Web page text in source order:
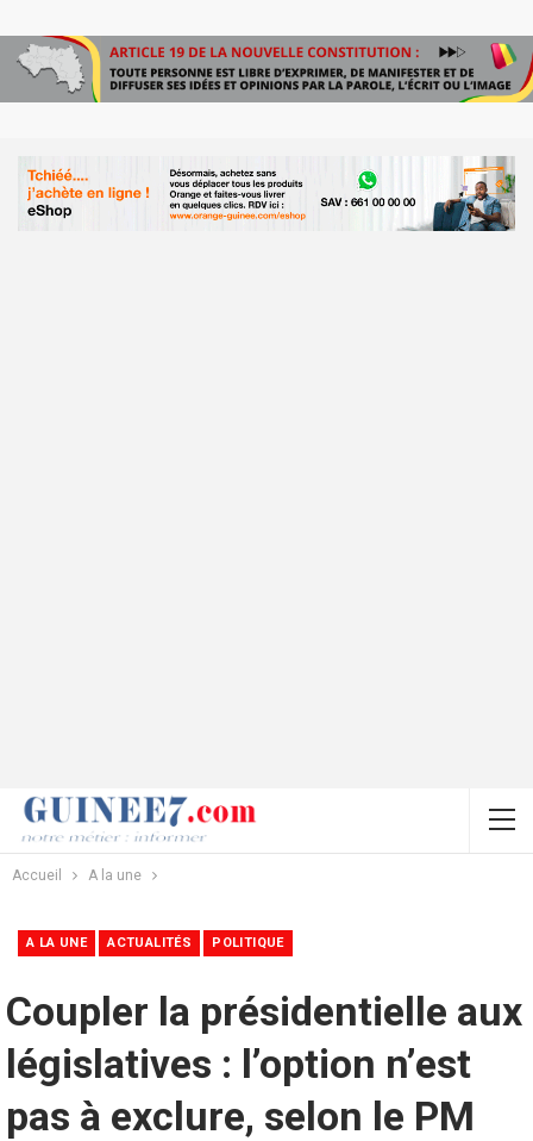
Accueil A la une
A LA UNE ACTUALITÉS POLITIQUE
Coupler la présidentielle aux
législatives : l’option n’est
pas à exclure, selon le PM